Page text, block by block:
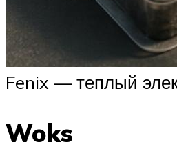
Fenix — теплый
Woks